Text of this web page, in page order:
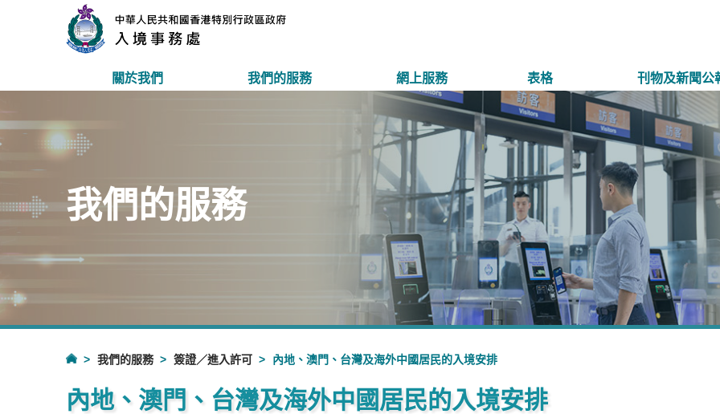
關於我們 我們的服務 網上服務 表格 刊物及新聞公
我們的服務
我們的服務 簽證／進入許可 內地、澳門、台灣及海外中國居民的入境安排
內地、澳門、台灣及海外中國居民的入境安排